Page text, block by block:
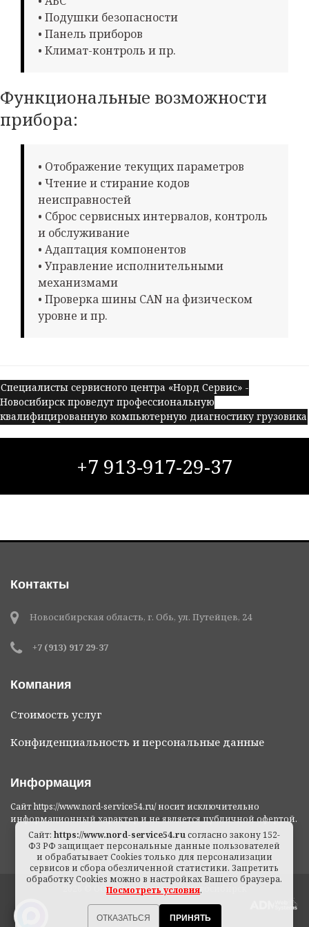
• Подушки безопасности
• Панель приборов
• Климат-контроль и пр.
Функциональные возможности
прибора:
• Отображение текущих параметров
• Чтение и стирание кодов
неисправностей
• Сброс сервисных интервалов, контроль
и обслуживание
• Адаптация компонентов
• Управление исполнительными
механизмами
• Проверка шины CAN на физическом
уровне и пр.
Специалисты сервисного центра «Норд Сервис» -
Новосибирск проведут профессиональную
квалифицированную компьютерную диагностику грузовика
+7 913-917-29-37
Контакты
Новосибирская область, г. Обь, ул. Путейцев, 24
+7 (913) 917 29-37
Компания
Стоимость услуг
Конфиденциальность и персональные данные
Информация
Сайт https://www.nord-service54.ru/ носит исключительно
информационный характер и не является публичной офертой.
2026 © ООО «Норд Сервис» - Новосибирск
Сайт:https://www.nord-service54.ruсогласно закону 152-
ФЗ РФ защищает персональные данные пользователей
и обрабатывает Cookies только для персонализации
сервисов и сбора обезличенной статистики. Запретить
обработку Cookies можно в настройках Вашего браузера.
Посмотреть условия.
ОТКАЗАТЬСЯ ПРИНЯТЬ